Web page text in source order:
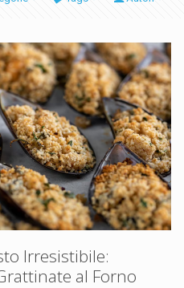
Irresistibile:
al Forno